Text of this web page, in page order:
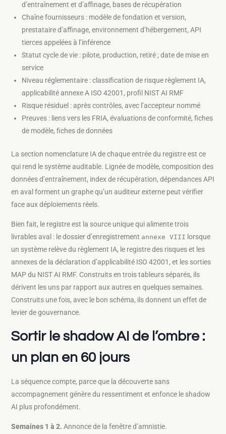
d’entraînement et d’affinage, bases de récupération
Chaîne fournisseurs : modèle de fondation et version,
prestataire d’affinage, environnement d’hébergement, API
tierces appelées à l’inférence
Statut cycle de vie : pilote, production, retiré ; date de mise en
service
Niveau réglementaire : classification de risque règlement IA,
applicabilité annexe A ISO 42001, profil NIST AI RMF
Risque résiduel : après contrôles, avec l’accepteur nommé
Preuves : liens vers les FRIA, évaluations de conformité, fiches
de modèle, fiches de données
La section nomenclature IA de chaque entrée du registre est ce
qui rend le système auditable. Lignée de modèle, composition des
données d’entraînement, index de récupération, dépendances API
en aval forment un graphe qu’un auditeur externe peut vérifier
face aux déploiements réels.
Bien fait, le registre est la source unique qui alimente trois
livrables aval : le dossier d’enregistrement annexe VIII lorsque
un système relève du règlement IA, le registre des risques et les
annexes de la déclaration d’applicabilité ISO 42001, et les sorties
MAP du NIST AI RMF. Construits en trois tableurs séparés, ils
dérivent les uns par rapport aux autres en quelques semaines.
Construits une fois, avec le bon schéma, ils donnent un effet de
levier de gouvernance.
Sortir le shadow AI de l’ombre :
un plan en 60 jours
La séquence compte, parce que la découverte sans
accompagnement génère du ressentiment et enfonce le shadow
AI plus profondément.
Semaines 1 à 2. Annonce de la fenêtre d’amnistie.